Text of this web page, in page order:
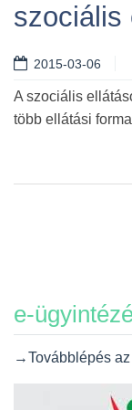
szociális
2015-03-06
A szociális
több ellátási
e-
→Továbblépés